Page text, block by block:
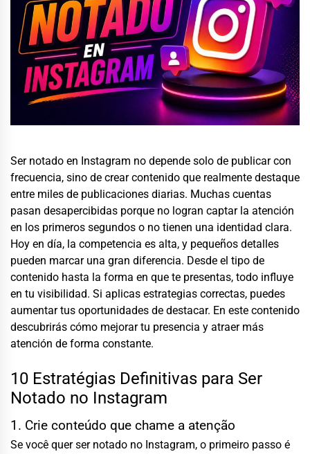
Ser notado en Instagram no depende solo de publicar con
frecuencia, sino de crear contenido que realmente destaque
entre miles de publicaciones diarias. Muchas cuentas
pasan desapercibidas porque no logran captar la atención
en los primeros segundos o no tienen una identidad clara.
Hoy en día, la competencia es alta, y pequeños detalles
pueden marcar una gran diferencia. Desde el tipo de
contenido hasta la forma en que te presentas, todo influye
en tu visibilidad. Si aplicas estrategias correctas, puedes
aumentar tus oportunidades de destacar. En este contenido
descubrirás cómo mejorar tu presencia y atraer más
atención de forma constante.
10 Estratégias Definitivas para Ser
Notado no Instagram
1. Crie conteúdo que chame a atenção
Se você quer ser notado no Instagram, o primeiro passo é